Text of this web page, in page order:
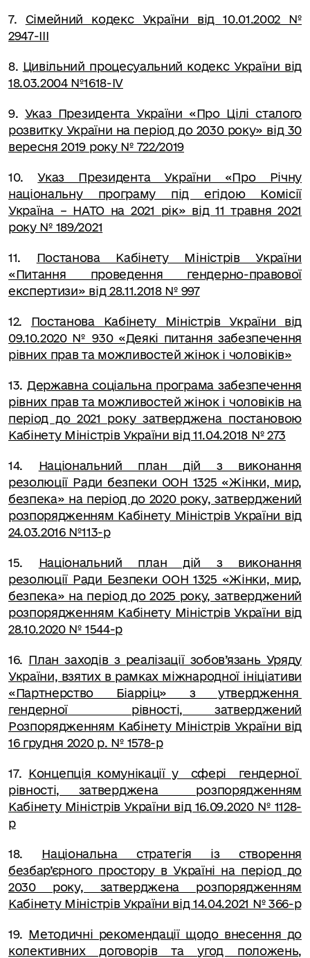
7. Сімейний кодекс України від 10.01.2002 №
2947-III
8. Цивільний процесуальний кодекс України від
18.03.2004 №1618-IV
9. Указ Президента України «Про Цілі сталого
розвитку України на період до 2030 року» від 30
вересня 2019 року № 722/2019
10.Указ Президента України «Про Річну
національну програму під егідою Комісії
Україна – НАТО на 2021 рік» від 11 травня 2021
року № 189/2021
11. Постанова Кабінету Міністрів України
«Питання проведення гендерно-правової
експертизи» від 28.11.2018 № 997
12. Постанова Кабінету Міністрів України від
09.10.2020 № 930 «Деякі питання забезпечення
рівних прав та можливостей жінок і чоловіків»
13. Державна соціальна програма забезпечення
рівних прав та можливостей жінок і чоловіків на
період до 2021 року затверджена постановою
Кабінету Міністрів України від 11.04.2018 № 273
14. Національний план дій з виконання
резолюції Ради безпеки ООН 1325 «Жінки, мир,
безпека» на період до 2020 року, затверджений
розпорядженням Кабінету Міністрів України від
24.03.2016 №113-р
15. Національний план дій з виконання
резолюції Ради Безпеки ООН 1325 «Жінки, мир,
безпека» на період до 2025 року, затверджений
розпорядженням Кабінету Міністрів України від
28.10.2020 № 1544-р
16. План заходів з реалізації зобов’язань Уряду
України, взятих в рамках міжнародної ініціативи
«Партнерство Біарріц» з утвердження
гендерної рівності, затверджений
Розпорядженням Кабінету Міністрів України від
16 грудня 2020 р. № 1578-р
17. Концепція комунікації у сфері гендерної
рівності, затверджена розпорядженням
Кабінету Міністрів України від 16.09.2020 № 1128-
р
18. Національна стратегія із створення
безбар’єрного простору в Україні на період до
2030 року, затверджена розпорядженням
Кабінету Міністрів України від 14.04.2021 № 366-р
19. Методичні рекомендації щодо внесення до
колективних договорів та угод положень,